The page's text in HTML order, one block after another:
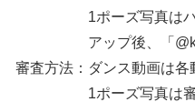
1ポーズ写真はハッシ
アップ後、「
審査方法：ダンス動画は
1ポーズ写真は審査